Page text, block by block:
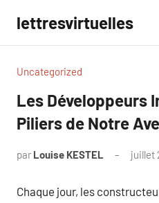
contenu
lettresvirtuelles
Uncategorized
Les Développeurs
Piliers de Notre
par Louise KESTEL juillet
Chaque jour, les